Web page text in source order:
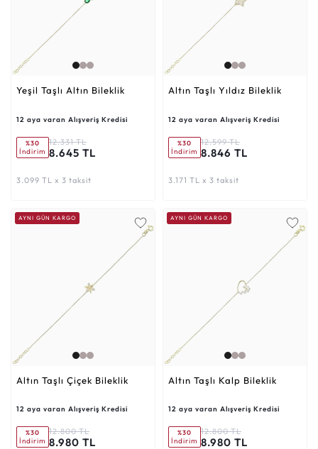
Yeşil Taşlı Altın Bileklik
12 aya varan Alışveriş Kredisi
%30
İndirim
12.331 TL
8.645 TL
3.099 TL x 3 taksit
Altın Taşlı Yıldız Bileklik
12 aya varan Alışveriş Kredisi
%30
İndirim
12.599 TL
8.846 TL
3.171 TL x 3 taksit
AYNI GÜN KARGO
Altın Taşlı Çiçek Bileklik
12 aya varan Alışveriş Kredisi
%30
İndirim
12.800 TL
8.980 TL
AYNI GÜN KARGO
Altın Taşlı Kalp Bileklik
12 aya varan Alışveriş Kredisi
%30
İndirim
12.800 TL
8.980 TL